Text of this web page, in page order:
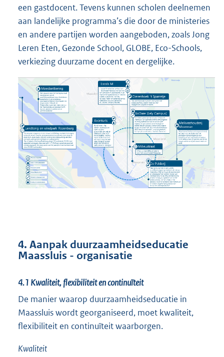
e
r
n
e
i
t
e
r
n
e
l
i
n
k
:
een gastdocent. Tevens kunnen scholen deelnemen
aan landelijke programma’s die door de ministeries
en andere partijen worden aangeboden, zoals Jong
Leren Eten, Gezonde School, GLOBE, Eco-Schools,
verkiezing duurzame docent en dergelijke.
4. Aanpak duurzaamheidseducatie
Maassluis - organisatie
4.1 Kwaliteit, flexibiliteit en continuïteit
De manier waarop duurzaamheidseducatie in
Maassluis wordt georganiseerd, moet kwaliteit,
flexibiliteit en continuïteit waarborgen.
Kwaliteit